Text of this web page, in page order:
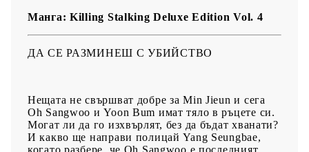
Манга: Killing Stalking Deluxe Edition Vol. 4
ДА СЕ РАЗМИНЕШ С УБИЙСТВО
Нещата не свършват добре за Min Jieun и сега
Oh Sangwoo и Yoon Bum имат тяло в ръцете си.
Могат ли да го изхвърлят, без да бъдат хванати?
И какво ще направи полицай Yang Seungbae,
когато разбере, че Oh Sangwoo е последният